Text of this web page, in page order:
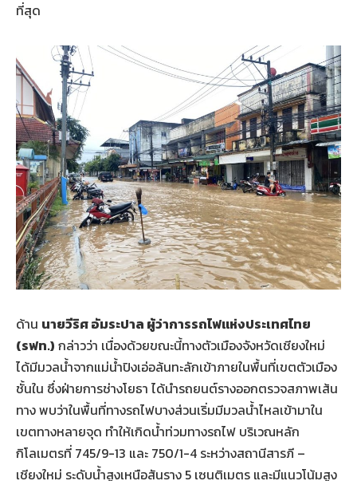
ที่สุด
ด้าน นายวีริศ อัมระปาล ผู้ว่าการรถไฟแห่งประเทศไทย
(รฟท.) กล่าวว่า เนื่องด้วยขณะนี้ทางตัวเมืองจังหวัดเชียงใหม่
ได้มีมวลน้ำจากแม่น้ำปิงเอ่อล้นทะลักเข้าภายในพื้นที่เขตตัวเมือง
ชั้นใน ซึ่งฝ่ายการช่างโยธา ได้นำรถยนต์รางออกตรวจสภาพเส้น
ทาง พบว่าในพื้นที่ทางรถไฟบางส่วนเริ่มมีมวลน้ำไหลเข้ามาใน
เขตทางหลายจุด ทำให้เกิดน้ำท่วมทางรถไฟ บริเวณหลัก
กิโลเมตรที่ 745/9-13 และ 750/1-4 ระหว่างสถานีสารภี –
เชียงใหม่ ระดับน้ำสูงเหนือสันราง 5 เซนติเมตร และมีแนวโน้มสูง